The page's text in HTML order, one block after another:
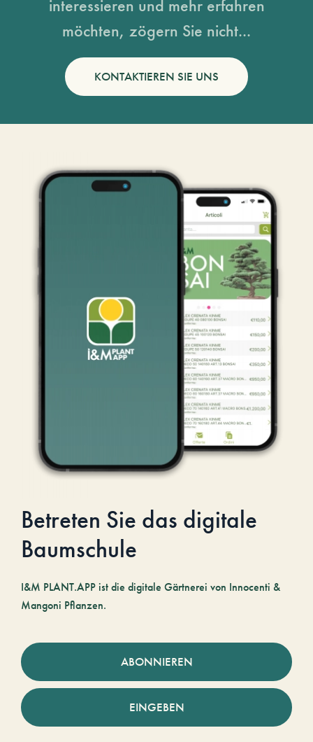
interessieren und mehr erfahren
möchten, zögern Sie nicht...
KONTAKTIEREN SIE UNS
Betreten Sie das digitale
Baumschule
I&M PLANT.APP ist die digitale Gärtnerei von Innocenti &
Mangoni Pflanzen.
ABONNIEREN
EINGEBEN